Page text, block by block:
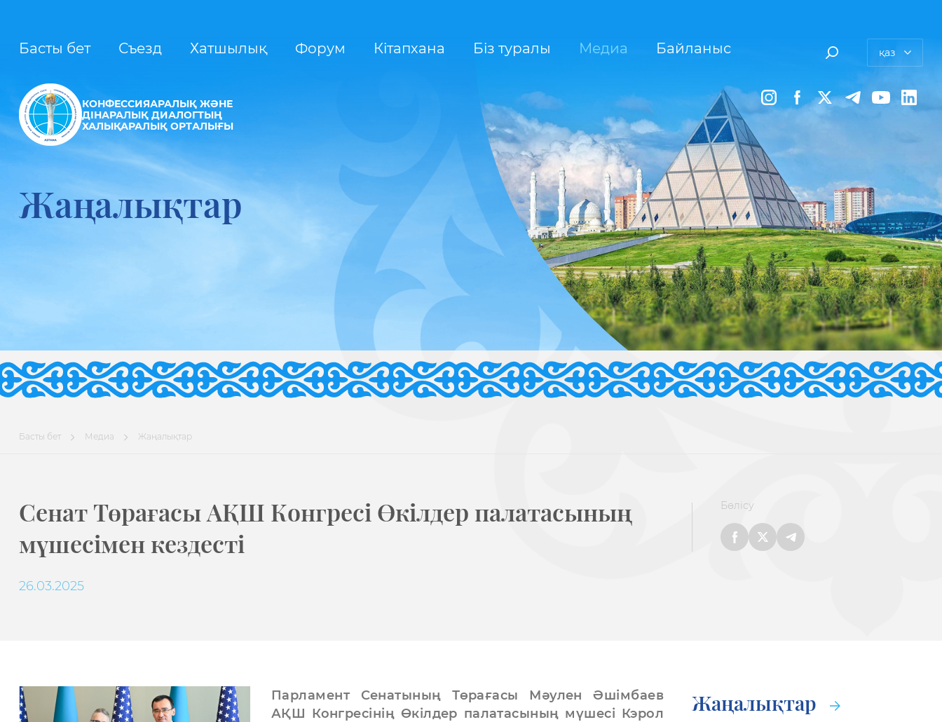
Басты бет Съезд Хатшылық Форум Кітапхана Біз туралы Медиа Байланыс қаз
КОНФЕССИЯАРАЛЫҚ ЖӘНЕ
ДІНАРАЛЫҚ ДИАЛОГТЫҢ
ХАЛЫҚАРАЛЫҚ ОРТАЛЫҒЫ
Жаңалықтар
Басты бет Медиа Жаңалықтар
Сенат Төрағасы АҚШ Конгресі Өкілдер палатасының
мүшесімен кездесті
26.03.2025
Бөлісу
Парламент Сенатының Төрағасы Мәулен Әшімбаев
АҚШ Конгресінің Өкілдер палатасының мүшесі Кэрол
Жаңалықтар